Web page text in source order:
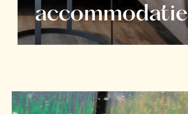
accommodatie